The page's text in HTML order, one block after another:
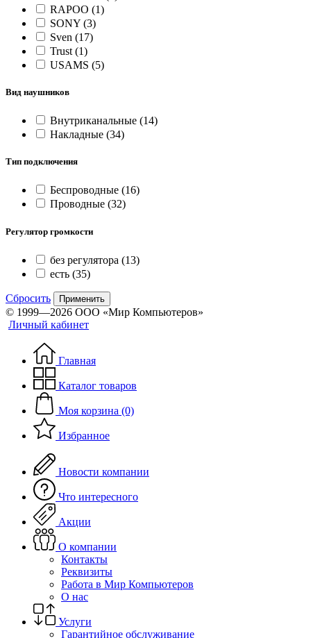
RAPOO (1)
SONY (3)
Sven (17)
Trust (1)
USAMS (5)
Вид наушников
Внутриканальные (14)
Накладные (34)
Тип подключения
Беспроводные (16)
Проводные (32)
Регулятор громкости
без регулятора (13)
есть (35)
Сбросить Применить
© 1999—2026 ООО «Мир Компьютеров»
Личный кабинет
Главная
Каталог товаров
Моя корзина (0)
Избранное
Новости компании
Что интересного
Акции
О компании
Контакты
Реквизиты
Работа в Мир Компьютеров
О нас
Услуги
Гарантийное обслуживание